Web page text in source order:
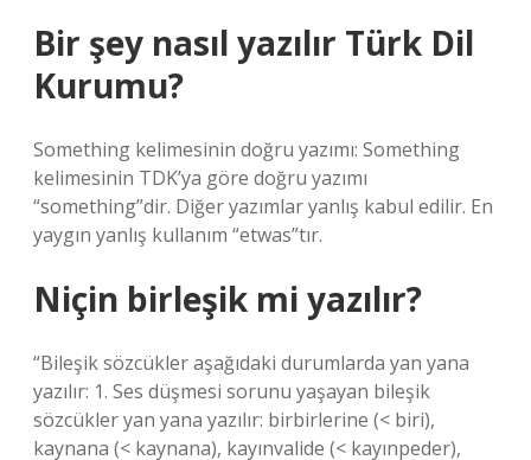
Bir şey nasıl yazılır Türk Dil
Kurumu?
Something kelimesinin doğru yazımı: Something
kelimesinin TDK’ya göre doğru yazımı
“something”dir. Diğer yazımlar yanlış kabul edilir. En
yaygın yanlış kullanım “etwas”tır.
Niçin birleşik mi yazılır?
“Bileşik sözcükler aşağıdaki durumlarda yan yana
yazılır: 1. Ses düşmesi sorunu yaşayan bileşik
sözcükler yan yana yazılır: birbirlerine (< biri),
kaynana (< kaynana), kayınvalide (< kayınpeder),